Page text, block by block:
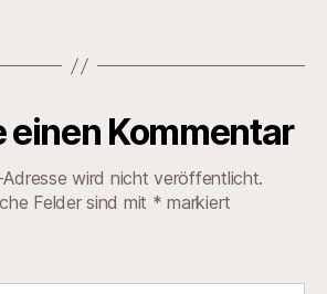
einen Kommentar
wird nicht veröffentlicht.
Felder sind mit * markiert